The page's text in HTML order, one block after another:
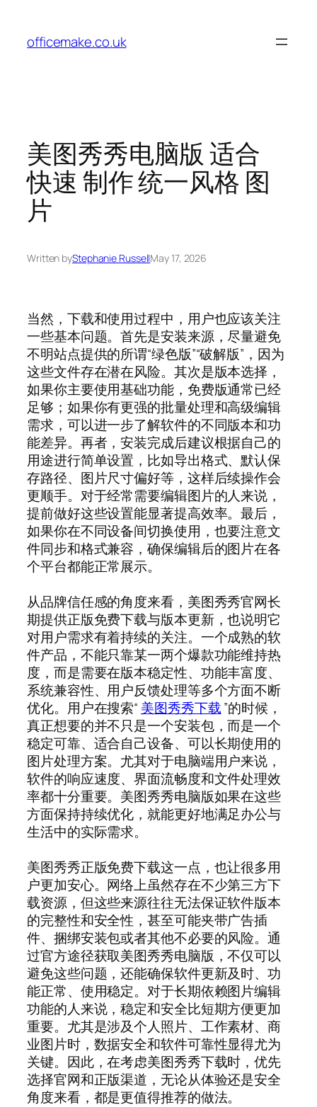
content
officemake.co.uk
美图秀秀电脑版 适合
快速 制作 统一风格 图
片
Written byStephanie RussellMay 17, 2026
当然，下载和使用过程中，用户也应该关注
一些基本问题。首先是安装来源，尽量避免
不明站点提供的所谓“绿色版”“破解版”，因为
这些文件存在潜在风险。其次是版本选择，
如果你主要使用基础功能，免费版通常已经
足够；如果你有更强的批量处理和高级编辑
需求，可以进一步了解软件的不同版本和功
能差异。再者，安装完成后建议根据自己的
用途进行简单设置，比如导出格式、默认保
存路径、图片尺寸偏好等，这样后续操作会
更顺手。对于经常需要编辑图片的人来说，
提前做好这些设置能显著提高效率。最后，
如果你在不同设备间切换使用，也要注意文
件同步和格式兼容，确保编辑后的图片在各
个平台都能正常展示。
从品牌信任感的角度来看，美图秀秀官网长
期提供正版免费下载与版本更新，也说明它
对用户需求有着持续的关注。一个成熟的软
件产品，不能只靠某一两个爆款功能维持热
度，而是需要在版本稳定性、功能丰富度、
系统兼容性、用户反馈处理等多个方面不断
优化。用户在搜索“ 美图秀秀下载”的时候，
真正想要的并不只是一个安装包，而是一个
稳定可靠、适合自己设备、可以长期使用的
图片处理方案。尤其对于电脑端用户来说，
软件的响应速度、界面流畅度和文件处理效
率都十分重要。美图秀秀电脑版如果在这些
方面保持持续优化，就能更好地满足办公与
生活中的实际需求。
美图秀秀正版免费下载这一点，也让很多用
户更加安心。网络上虽然存在不少第三方下
载资源，但这些来源往往无法保证软件版本
的完整性和安全性，甚至可能夹带广告插
件、捆绑安装包或者其他不必要的风险。通
过官方途径获取美图秀秀电脑版，不仅可以
避免这些问题，还能确保软件更新及时、功
能正常、使用稳定。对于长期依赖图片编辑
功能的人来说，稳定和安全比短期方便更加
重要。尤其是涉及个人照片、工作素材、商
业图片时，数据安全和软件可靠性显得尤为
关键。因此，在考虑美图秀秀下载时，优先
选择官网和正版渠道，无论从体验还是安全
角度来看，都是更值得推荐的做法。